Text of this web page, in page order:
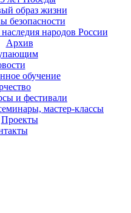
образ жизни
безопасности
народов России
Архив
обучение
и фестивали
мастер-классы
Проекты